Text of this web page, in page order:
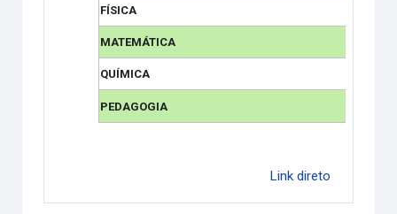
FÍSICA
MATEMÁTICA
QUÍMICA
PEDAGOGIA
Link direto